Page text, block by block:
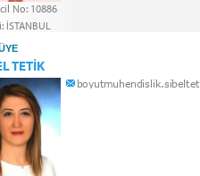
No: 10886
İSTANBUL
TETİK